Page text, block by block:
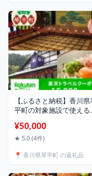
F5J-389
【ふるさと納税】香川県
平町の対象施設で使える
50,000円 旅行券 旅行クー
ポン 楽天 楽天トラベル ク
宿泊 ホテル 旅館 観光 旅
¥50,000
★ 5.0 (4件)
📍 香川県琴平町 の返礼品